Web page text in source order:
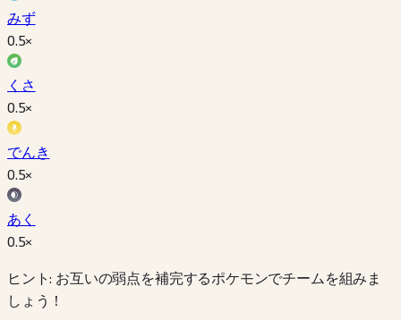
みず
0.5×
くさ
0.5×
でんき
0.5×
あく
0.5×
ヒント: お互いの弱点を補完するポケモンでチームを組みま
しょう！